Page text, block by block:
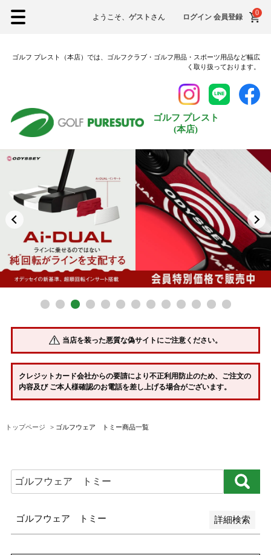
ようこそ、 ゲスト さん ログイン 会員登録 0
ゴルフ プレスト（本店）では、ゴルフクラブ・ゴルフ用品・スポーツ用品など幅広
く取り扱っております。
ゴルフ プレスト
(本店)
当店を装った悪質な偽サイトにご注意ください。
クレジットカード会社からの要請により不正利用防止のため、ご注文の
内容及び ご本人様確認のお電話を差し上げる場合がございます。
トップページ ゴルフウェア トミー商品一覧
ゴルフウェア トミー 詳細検索
27.5cm
29.0cm
在庫なし商品
在庫なし商品を表示しない
納期
お取り寄せ・予約商品
商品番号/JANコード
並び順
新着順
登録順
価格が安い順
検索